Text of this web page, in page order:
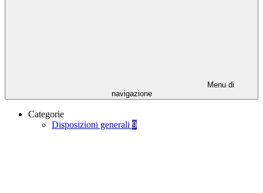
Menu di
navigazione
Categorie
Disposizioni generali 9